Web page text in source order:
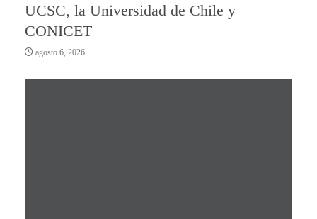
UCSC, la Universidad de Chile y
CONICET
agosto 6, 2026